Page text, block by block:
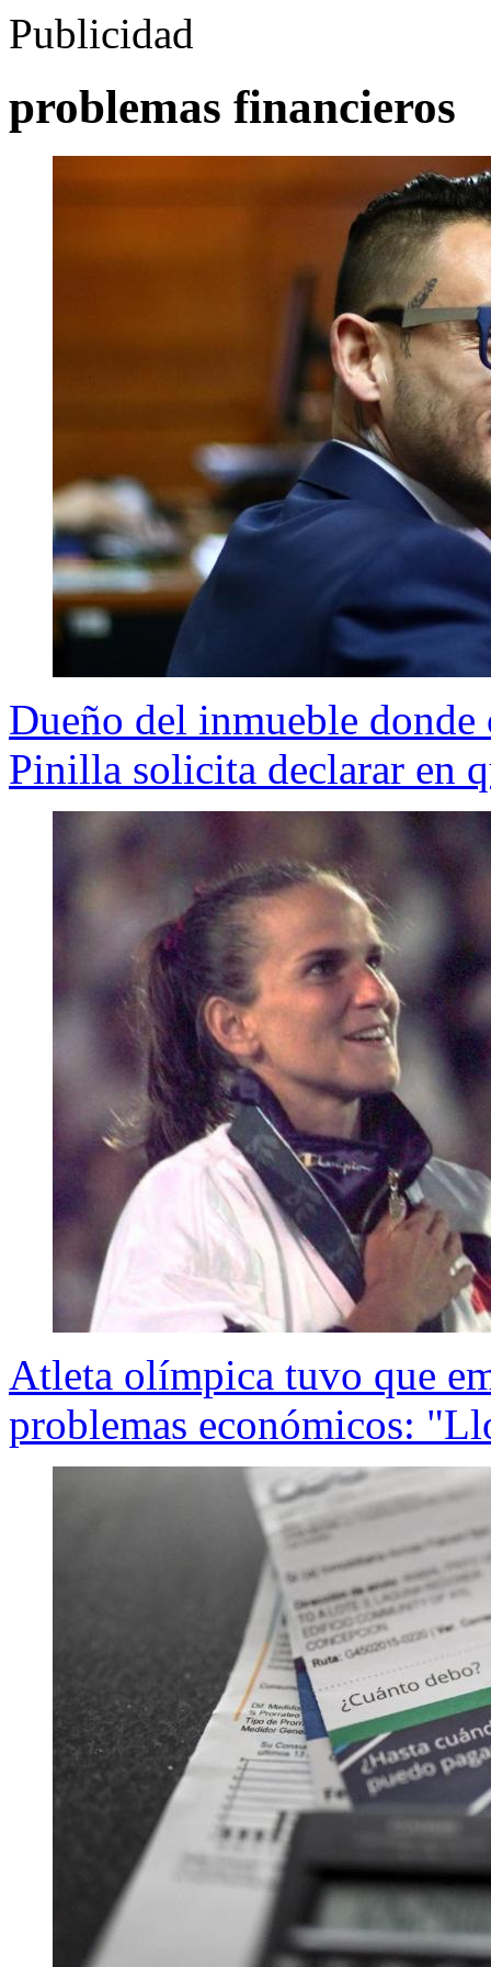
Publicidad
problemas financieros
Dueño del inmueble
Pinilla solicita declarar en
Atleta olímpica tuvo que
problemas económicos: